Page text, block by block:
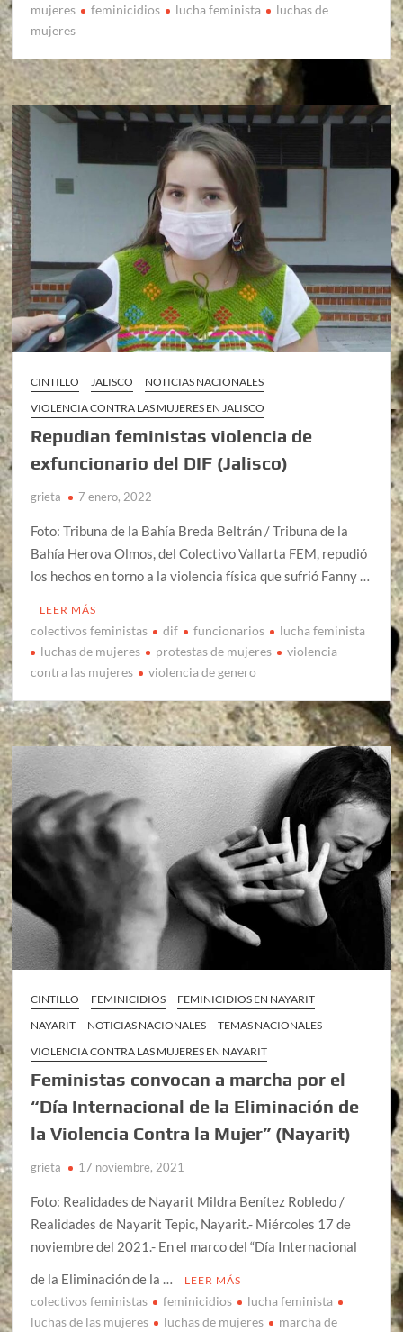
mujeres
feminicidios lucha feminista
luchas de
mujeres
CINTILLO JALISCO
NOTICIAS NACIONALES
VIOLENCIA CONTRA LAS MUJERES EN JALISCO
Repudian feministas violencia de
exfuncionario del DIF (Jalisco)
grieta 7 enero, 2022
Foto: Tribuna de la Bahía Breda Beltrán / Tribuna de la
Bahía Herova Olmos, del Colectivo Vallarta FEM, repudió
los hechos en torno a la violencia física que sufrió Fanny …
LEER MÁS
colectivos feministas dif funcionarios
lucha feminista
luchas de mujeres
protestas de mujeres
violencia
contra las mujeres
violencia de genero
CINTILLO FEMINICIDIOS
FEMINICIDIOS EN NAYARIT
NAYARIT
NOTICIAS NACIONALES
TEMAS NACIONALES
VIOLENCIA CONTRA LAS MUJERES EN NAYARIT
Feministas convocan a marcha por el
“Día Internacional de la Eliminación de
la Violencia Contra la Mujer” (Nayarit)
grieta 17 noviembre, 2021
Foto: Realidades de Nayarit Mildra Benítez Robledo /
Realidades de Nayarit Tepic, Nayarit.- Miércoles 17 de
noviembre del 2021.- En el marco del “Día Internacional
de la Eliminación de la …
LEER MÁS
colectivos feministas feminicidios
lucha feminista
luchas de las mujeres
luchas de mujeres marcha de